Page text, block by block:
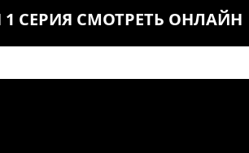
СЕРИЯ СМОТРЕТЬ ОНЛАЙН